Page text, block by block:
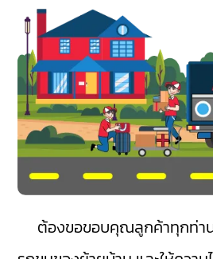
ต้องขอขอบคุณลูกค้าทุกท่าน